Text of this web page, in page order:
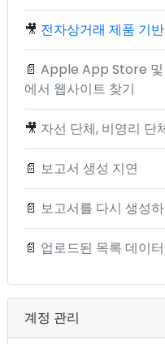
🎥 전자상거래 제품 기
📄 Apple App Store
에서 웹사이트 찾기
🎥 자선 단체, 비영리 단
📄 보고서 생성 지연
📄 보고서를 다시 생성
📄 업로드된 목록 데이
계정 관리